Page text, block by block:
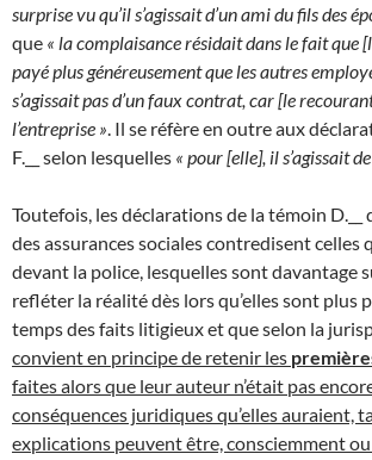
surprise vu qu’il s’agissait d’un ami du fils des
que « la complaisance résidait dans le fait que
payé plus généreusement que les autres
s’agissait pas d’un faux contrat, car [le
l’entreprise » . Il se réfère en outre aux
F.__ selon lesquelles « pour [elle], il s’agissait
Toutefois, les déclarations de la témoin
des assurances sociales contredisent celles
devant la police, lesquelles sont davantage
refléter la réalité dès lors qu’elles sont plus
temps des faits litigieux et que selon la
convient en principe de retenir les
faites alors que leur auteur n’était pas
conséquences juridiques qu’elles auraient,
explications peuvent être, consciemment